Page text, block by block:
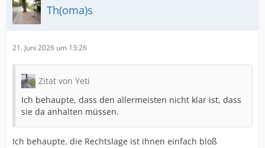
Th(oma)s
21. Juni 2026 um 13:26
Zitat von Yeti
Ich behaupte, dass den allermeisten nicht klar ist, dass
sie da anhalten müssen.
Ich behaupte, die Rechtslage ist ihnen einfach bloß